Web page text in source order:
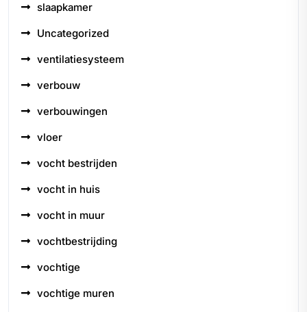
slaapkamer
Uncategorized
ventilatiesysteem
verbouw
verbouwingen
vloer
vocht bestrijden
vocht in huis
vocht in muur
vochtbestrijding
vochtige
vochtige muren